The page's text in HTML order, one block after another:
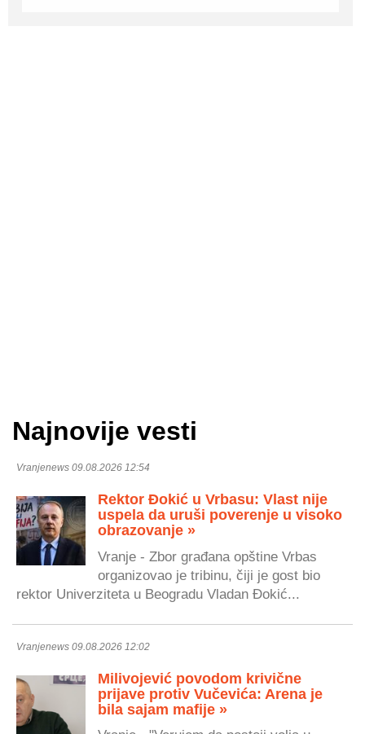
Najnovije vesti
Vranjenews 09.08.2026 12:54
Rektor Đokić u Vrbasu: Vlast nije
uspela da uruši poverenje u visoko
obrazovanje »
Vranje - Zbor građana opštine Vrbas
organizovao je tribinu, čiji je gost bio
rektor Univerziteta u Beogradu Vladan Đokić...
Vranjenews 09.08.2026 12:02
Milivojević povodom krivične
prijave protiv Vučevića: Arena je
bila sajam mafije »